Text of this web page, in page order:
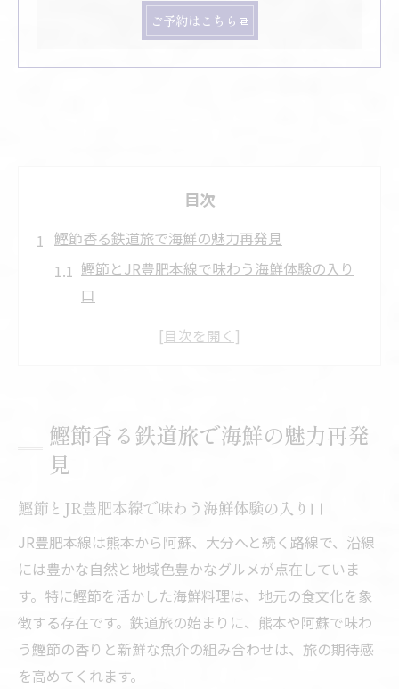
ご予約はこちら
目次
鰹節香る鉄道旅で海鮮の魅力再発見
鰹節とJR豊肥本線で味わう海鮮体験の入り
口
鉄道旅で出会う鰹節と海鮮の新しい楽しみ
JR豊肥本線沿線で広がる海鮮と鰹節の世界
豊肥本線沿いの自然と海鮮を味わう旅
自然の中で楽しむ鰹節と海鮮の贅沢なひと
とき
JR豊肥本線沿いで出会う海鮮の旬を味わう
旅
鰹節香る鉄道旅で海鮮の魅力再発
見
鰹節とJR豊肥本線で味わう海鮮体験の入り口
JR豊肥本線は熊本から阿蘇、大分へと続く路線で、沿線
には豊かな自然と地域色豊かなグルメが点在していま
す。特に鰹節を活かした海鮮料理は、地元の食文化を象
徴する存在です。鉄道旅の始まりに、熊本や阿蘇で味わ
う鰹節の香りと新鮮な魚介の組み合わせは、旅の期待感
を高めてくれます。